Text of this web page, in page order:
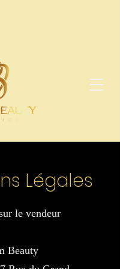
Légales
le vendeur
Beauty